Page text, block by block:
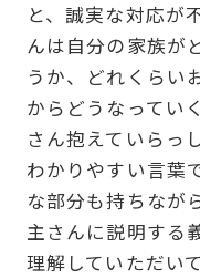
と、誠実な対応が
んは自分の家族が
うか、どれくらい
からどうなってい
さん抱えていらっ
わかりやすい言葉
な部分も持ちなが
主さんに説明する
理解していただい